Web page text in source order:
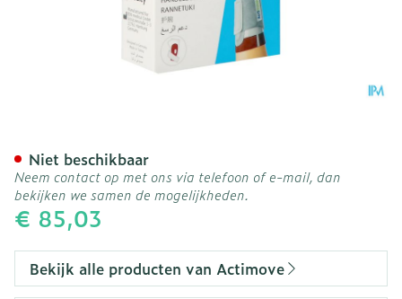
€ 85,03
Niet beschikbaar
Neem contact op met ons via telefoon of e-mail, dan
bekijken we samen de mogelijkheden.
Bekijk alle producten van Actimove